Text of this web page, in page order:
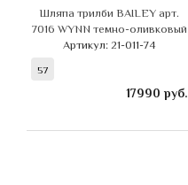
Шляпа трилби BAILEY арт.
7016 WYNN темно-оливковый
Артикул: 21-011-74
57
17990 руб.